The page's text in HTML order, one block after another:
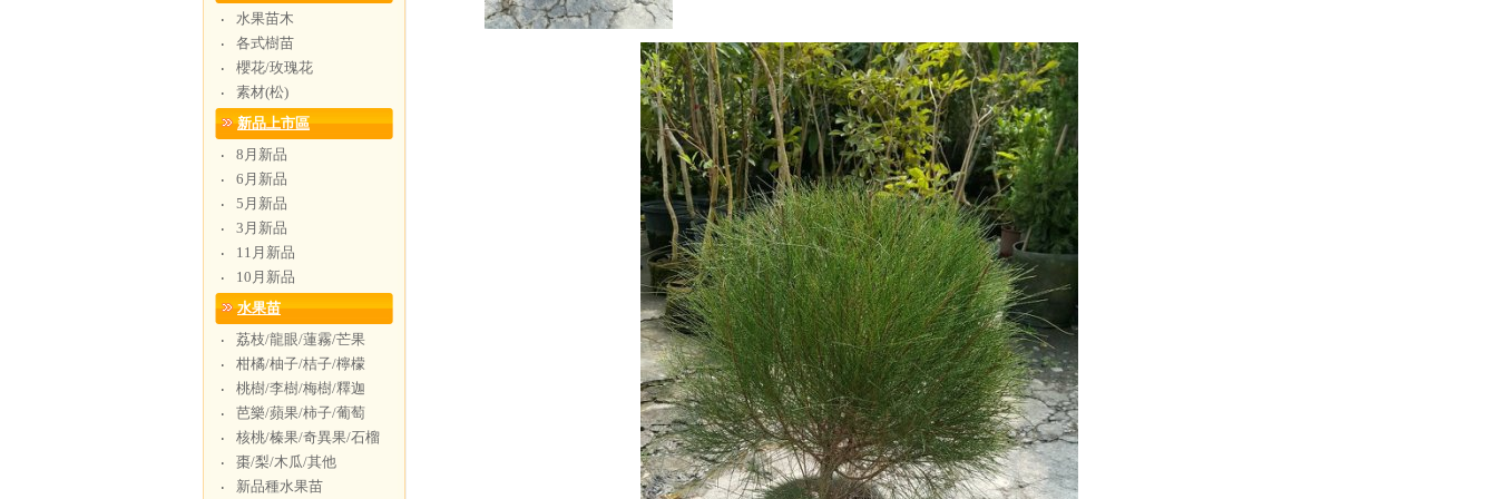
‧
水果苗木
‧
各式樹苗
‧
櫻花/玫瑰花
‧
素材(松)
新品上市區
‧
8月新品
‧
6月新品
‧
5月新品
‧
3月新品
‧
11月新品
‧
10月新品
水果苗
‧
荔枝/龍眼/蓮霧/芒果
‧
柑橘/柚子/桔子/檸檬
‧
桃樹/李樹/梅樹/釋迦
‧
芭樂/蘋果/柿子/葡萄
‧
核桃/榛果/奇異果/石榴
‧
棗/梨/木瓜/其他
‧
新品種水果苗